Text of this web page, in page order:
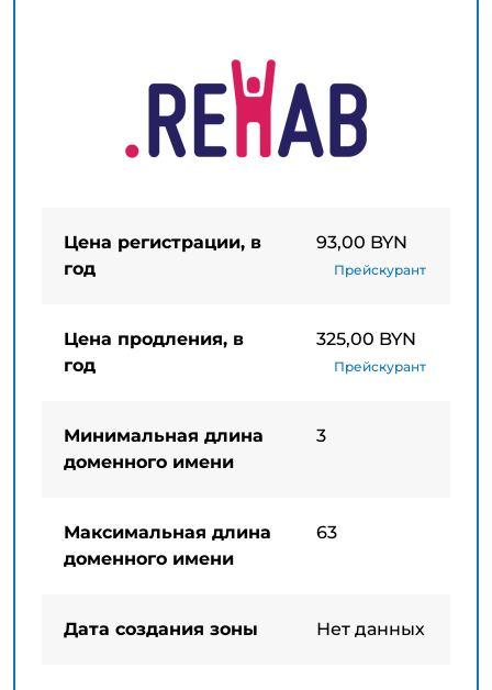
Цена регистрации, в
год
93,00 BYN
Прейскурант
Цена продления, в
год
325,00 BYN
Прейскурант
Минимальная длина
доменного имени
3
Максимальная длина
доменного имени
63
Дата создания зоны Нет данных